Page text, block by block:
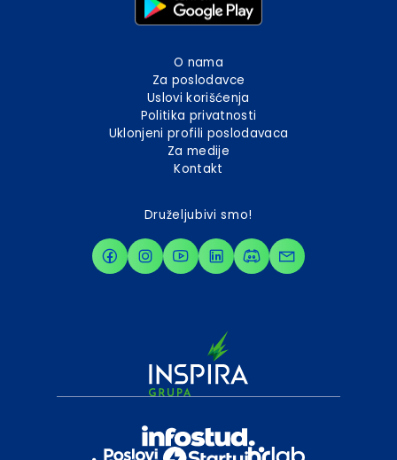
O nama
Za poslodavce
Uslovi korišćenja
Politika privatnosti
Uklonjeni profili poslodavaca
Za medije
Kontakt
Druželjubivi smo!